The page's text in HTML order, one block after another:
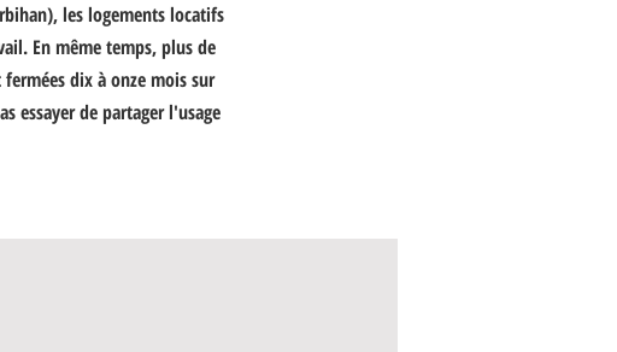
les logements locatifs
En même temps, plus de
dix à onze mois sur
essayer de partager l'usage